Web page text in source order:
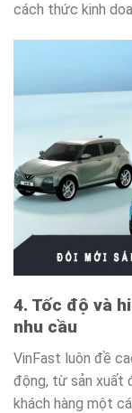
cách thức kinh
4. Tốc độ và
nhu cầu
VinFast luôn đề
động, từ sản xuất
khách hàng một